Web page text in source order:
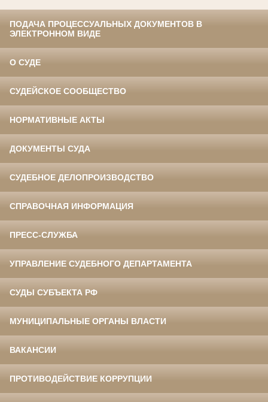
ПОДАЧА ПРОЦЕССУАЛЬНЫХ ДОКУМЕНТОВ В
ЭЛЕКТРОННОМ ВИДЕ
О СУДЕ
СУДЕЙСКОЕ СООБЩЕСТВО
НОРМАТИВНЫЕ АКТЫ
ДОКУМЕНТЫ СУДА
СУДЕБНОЕ ДЕЛОПРОИЗВОДСТВО
СПРАВОЧНАЯ ИНФОРМАЦИЯ
ПРЕСС-СЛУЖБА
УПРАВЛЕНИЕ СУДЕБНОГО ДЕПАРТАМЕНТА
СУДЫ СУБЪЕКТА РФ
МУНИЦИПАЛЬНЫЕ ОРГАНЫ ВЛАСТИ
ВАКАНСИИ
ПРОТИВОДЕЙСТВИЕ КОРРУПЦИИ